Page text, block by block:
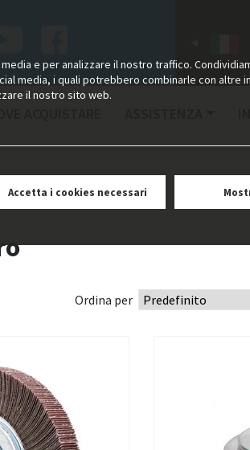
e per analizzare il nostro traffico.
media, i quali potrebbero combinarle con altre
il nostro sito web.
Accetta i cookies necessari
Ordina per